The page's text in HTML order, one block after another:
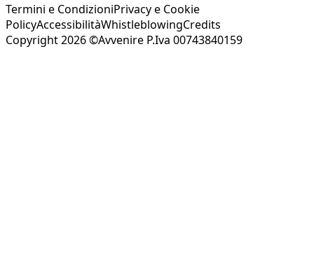
Termini e CondizioniPrivacy e Cookie
PolicyAccessibilitàWhistleblowingCredits
Copyright 2026 ©Avvenire P.Iva 00743840159